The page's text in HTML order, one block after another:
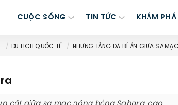
CUỘC SỐNG TIN TỨC KHÁM PHÁ
DU LỊCH QUỐC TẾ NHỮNG TẢNG ĐÁ BÍ ẨN GIỮA SA